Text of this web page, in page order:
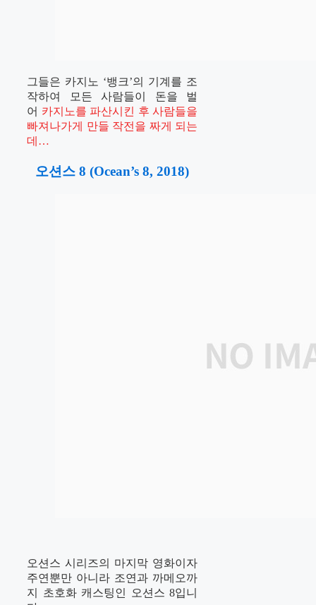
그들은 카지노 ‘뱅크’의 기계를 조
작하여 모든 사람들이 돈을 벌
어 카지노를 파산시킨 후 사람들을
빠져나가게 만들 작전을 짜게 되는
데…
오션스 8 (Ocean’s 8, 2018)
오션스 시리즈의 마지막 영화이자
주연뿐만 아니라 조연과 까메오까
지 초호화 캐스팅인 오션스 8입니